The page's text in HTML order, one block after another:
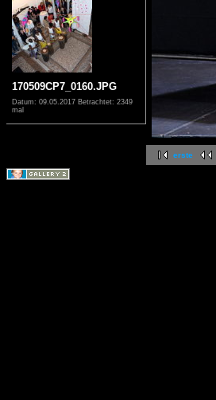
170509CP7_0160.JPG
Datum: 09.05.2017 Betrachtet: 2349
mal
erste